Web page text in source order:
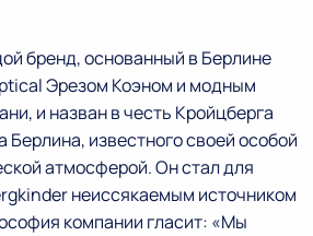
бренд, основанный в Берлине
Эрезом Коэном и модным
и назван в честь Кройцберга
Берлина, известного своей особой
атмосферой. Он стал для
неиссякаемым источником
компании гласит: «Мы